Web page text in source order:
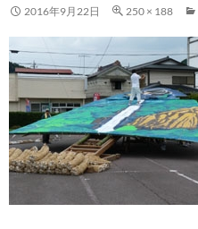
2016年9月22日 250 × 188